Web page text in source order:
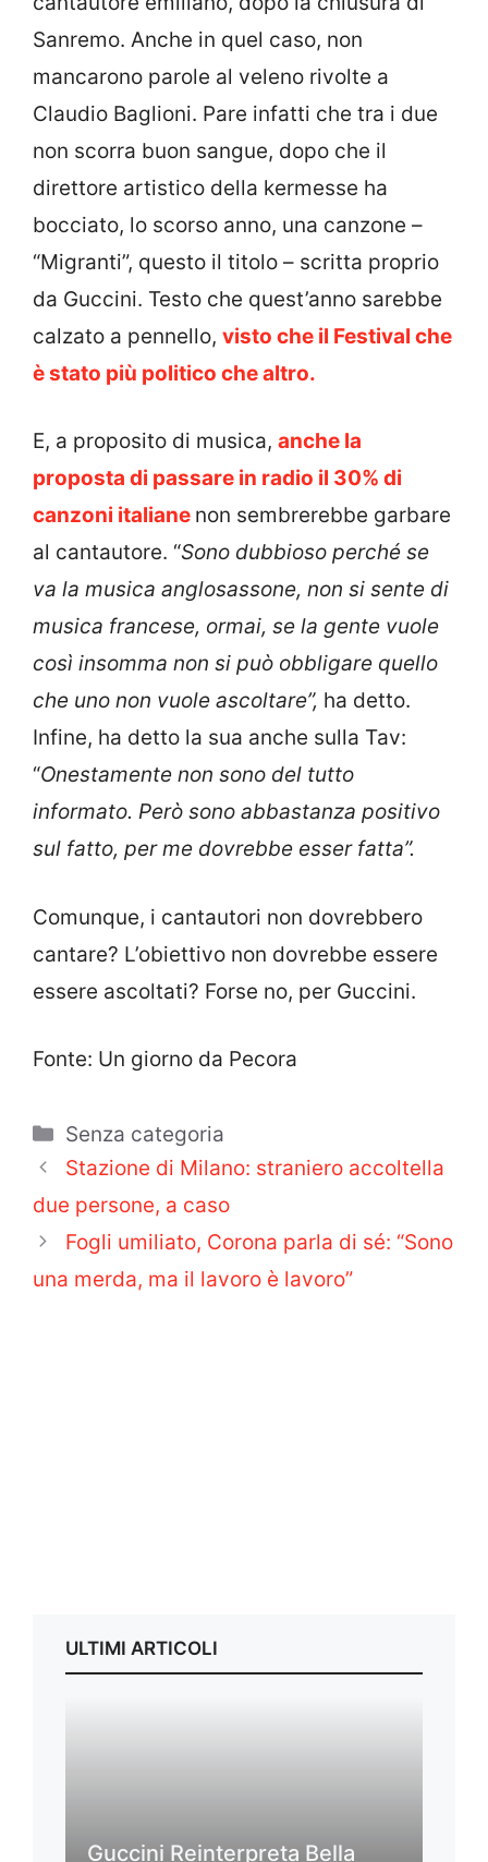
Sanremo. Anche in quel caso, non
mancarono parole al veleno rivolte a
Claudio Baglioni. Pare infatti che tra i due
non scorra buon sangue, dopo che il
direttore artistico della kermesse ha
bocciato, lo scorso anno, una canzone –
“Migranti”, questo il titolo – scritta proprio
da Guccini. Testo che quest’anno sarebbe
calzato a pennello, visto che il Festival che
è stato più politico che altro.
E, a proposito di musica, anche la
proposta di passare in radio il 30% di
canzoni italiane non sembrerebbe garbare
al cantautore. “Sono dubbioso perché se
va la musica anglosassone, non si sente di
musica francese, ormai, se la gente vuole
così insomma non si può obbligare quello
che uno non vuole ascoltare”, ha detto.
Infine, ha detto la sua anche sulla Tav:
“Onestamente non sono del tutto
informato. Però sono abbastanza positivo
sul fatto, per me dovrebbe esser fatta”.
Comunque, i cantautori non dovrebbero
cantare? L’obiettivo non dovrebbe essere
essere ascoltati? Forse no, per Guccini.
Fonte: Un giorno da Pecora
Categorie
Senza categoria
Stazione di Milano: straniero accoltella
due persone, a caso
Fogli umiliato, Corona parla di sé: “Sono
una merda, ma il lavoro è lavoro”
ULTIMI ARTICOLI
Guccini Reinterpreta Bella